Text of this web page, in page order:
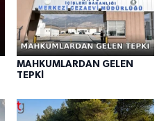
MAHKUMLARDAN GELEN
TEPKİ